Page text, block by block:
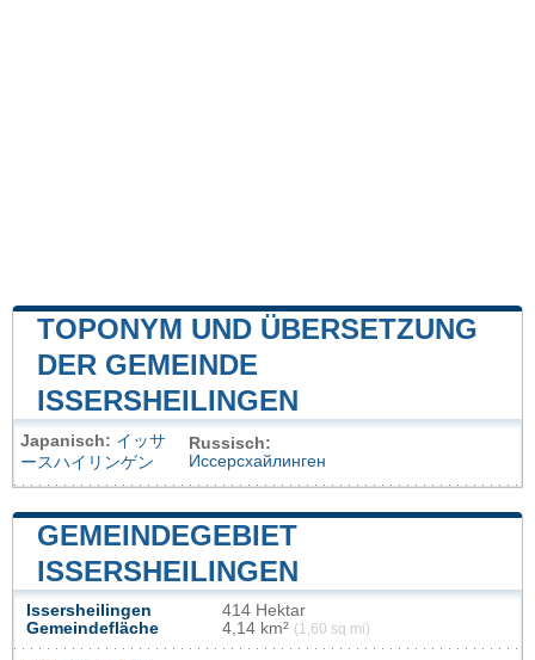
TOPONYM UND ÜBERSETZUNG
DER GEMEINDE
ISSERSHEILINGEN
Japanisch: イッサ
ースハイリンゲン
Russisch:
Иссерсхайлинген
GEMEINDEGEBIET
ISSERSHEILINGEN
Issersheilingen
Gemeindefläche
414 Hektar
4,14 km² (1,60 sq mi)